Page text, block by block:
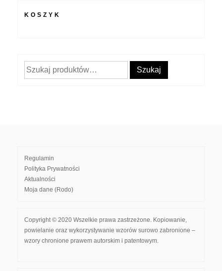
KOSZYK
Szukaj: Szukaj
Regulamin
Polityka Prywatności
Aktualności
Moja dane (Rodo)
Copyright © 2020 Wszelkie prawa zastrzeżone. Kopiowanie,
powielanie oraz wykorzystywanie wzorów surowo zabronione –
wzory chronione prawem autorskim i patentowym.